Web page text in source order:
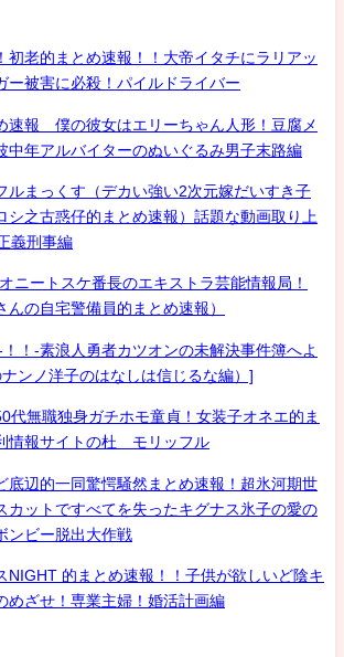
初老的まとめ速報！！大帝イタチにラリアッ
ー被害に必殺！パイルドライバー
速報 僕の彼女はエリーちゃん人形！豆腐メ
中年アルバイターのぬいぐるみ男子末路編
ルまっくす（デカい強い2次元嫁だいすき子
シ之古惑仔的まとめ速報）話題な動画取り上
義刑事編
ニートスケ番長のエキストラ芸能情報局！
んの自宅警備員的まとめ速報）
！-素浪人勇者カツオンの未解決事件簿へよ
ンノ洋子のはなしは信じるな編）]
無職独身ガチホモ童貞！女装子オネエ的ま
情報サイトの杜 モリッフル
底辺的一同驚愕騒然まとめ速報！超氷河期世
カットですべてを失ったキグナス氷子の愛の
ンビー脱出大作戦
NIGHT 的まとめ速報！！子供が欲しいど陰キ
めざせ！専業主婦！婚活計画編